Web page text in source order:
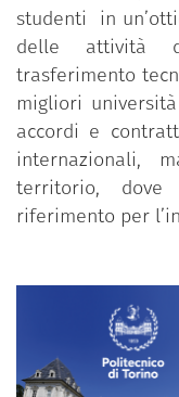
studenti in
delle attività
trasferimento
migliori
accordi e
internazionali,
territorio,
riferimento per